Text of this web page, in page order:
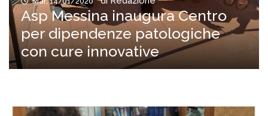
Asp Messina inaugura Centro
per dipendenze patologiche
con cure innovative